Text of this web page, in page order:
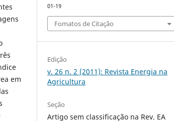
em
01-19
Fomatos de Citação
Edição
v. 26 n. 2 (2011): Revista Energia na
Agricultura
Seção
Artigo sem classificação na Rev. EA